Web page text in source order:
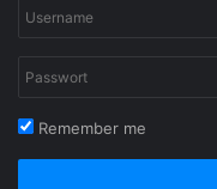
Remember me